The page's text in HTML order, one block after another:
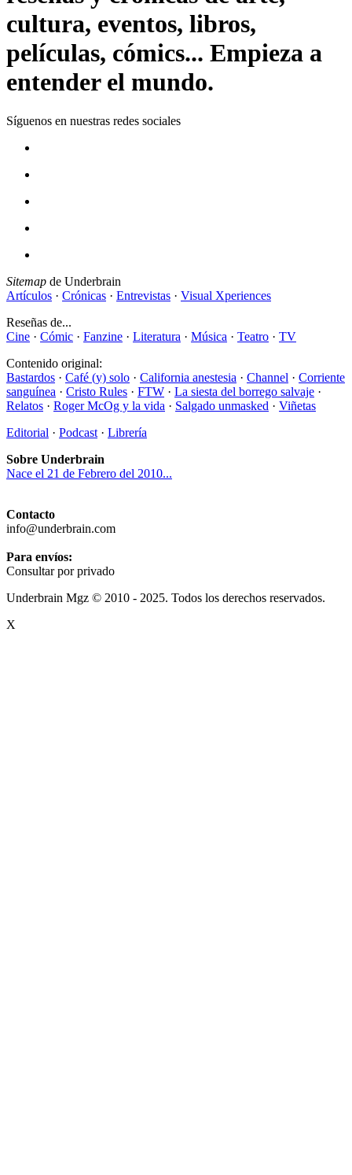
cultura, eventos, libros,
películas, cómics... Empieza a
entender el mundo.
Síguenos en nuestras redes sociales
Sitemap de Underbrain
Artículos · Crónicas · Entrevistas · Visual Xperiences
Reseñas de...
Cine · Cómic · Fanzine · Literatura · Música · Teatro · TV
Contenido original:
Bastardos · Café (y) solo · California anestesia · Channel · Corriente
sanguínea · Cristo Rules · FTW · La siesta del borrego salvaje ·
Relatos · Roger McOg y la vida · Salgado unmasked · Viñetas
Editorial · Podcast · Librería
Sobre Underbrain
Nace el 21 de Febrero del 2010...
Contacto
info@underbrain.com
Para envíos:
Consultar por privado
Underbrain Mgz © 2010 - 2025. Todos los derechos reservados.
X